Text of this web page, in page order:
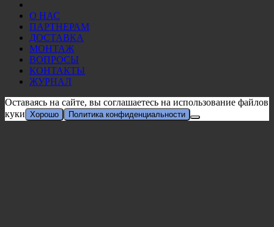
О НАС
ПАРТНЕРАМ
ДОСТАВКА
МОНТАЖ
ВОПРОСЫ
КОНТАКТЫ
ЖУРНАЛ
Оставаясь на сайте, вы соглашаетесь на использование файлов
куки Хорошо Политика конфиденциальности